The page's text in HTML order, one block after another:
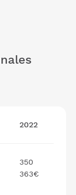
2022
350
363€